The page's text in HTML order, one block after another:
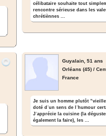
célibataire souhaite tout
rencontre sérieuse dans les
chrétiènnes ...
Guyalain, 51 ans
Orléans (45) /
France
Je suis un homme plutôt
doté dʾun sens de lʾhumour
Jʾapprécie la cuisine (la
également la faire), les ...